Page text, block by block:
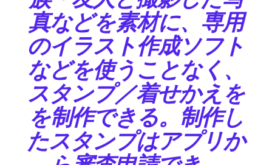
真などを素材に、専用
のイラスト作成ソフト
などを使うことなく、
スタンプ／着せかえを
を制作できる。制作し
たスタンプはアプリか